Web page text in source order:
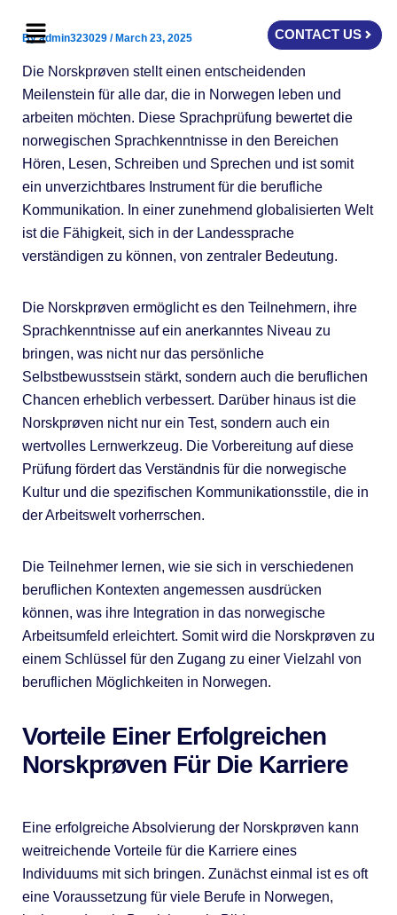
Menu CONTACT US
Byadmin323029 /March 23, 2025
Die Norskprøven stellt einen entscheidenden
Meilenstein für alle dar, die in Norwegen leben und
arbeiten möchten. Diese Sprachprüfung bewertet die
norwegischen Sprachkenntnisse in den Bereichen
Hören, Lesen, Schreiben und Sprechen und ist somit
ein unverzichtbares Instrument für die berufliche
Kommunikation. In einer zunehmend globalisierten Welt
ist die Fähigkeit, sich in der Landessprache
verständigen zu können, von zentraler Bedeutung.
Die Norskprøven ermöglicht es den Teilnehmern, ihre
Sprachkenntnisse auf ein anerkanntes Niveau zu
bringen, was nicht nur das persönliche
Selbstbewusstsein stärkt, sondern auch die beruflichen
Chancen erheblich verbessert. Darüber hinaus ist die
Norskprøven nicht nur ein Test, sondern auch ein
wertvolles Lernwerkzeug. Die Vorbereitung auf diese
Prüfung fördert das Verständnis für die norwegische
Kultur und die spezifischen Kommunikationsstile, die in
der Arbeitswelt vorherrschen.
Die Teilnehmer lernen, wie sie sich in verschiedenen
beruflichen Kontexten angemessen ausdrücken
können, was ihre Integration in das norwegische
Arbeitsumfeld erleichtert. Somit wird die Norskprøven zu
einem Schlüssel für den Zugang zu einer Vielzahl von
beruflichen Möglichkeiten in Norwegen.
Vorteile Einer Erfolgreichen
Norskprøven Für Die Karriere
Eine erfolgreiche Absolvierung der Norskprøven kann
weitreichende Vorteile für die Karriere eines
Individuums mit sich bringen. Zunächst einmal ist es oft
eine Voraussetzung für viele Berufe in Norwegen,